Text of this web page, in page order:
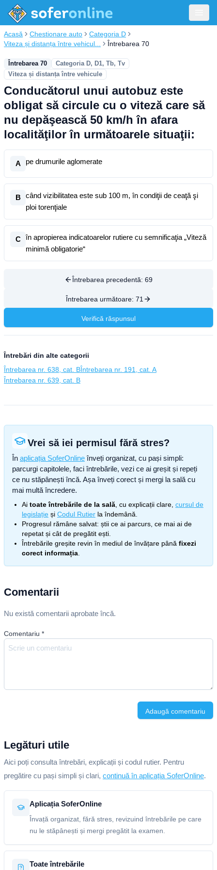
Acasă Chestionare auto
Categoria D
Viteza și distanța între vehicul...
Întrebarea 70
Întrebarea 70
Categoria D, D1, Tb, Tv
Viteza și distanța între vehicule
Conducătorul unui autobuz este
obligat să circule cu o viteză care să
nu depăşească 50 km/h în afara
localităţilor în următoarele situaţii:
A pe drumurile aglomerate
B
când vizibilitatea este sub 100 m, în condiţii de ceaţă şi
ploi torenţiale
C
în apropierea indicatoarelor rutiere cu semnificaţia „Viteză
minimă obligatorie“
Întrebarea precedentă: 69
Întrebarea următoare: 71
Verifică răspunsul
Întrebări din alte categorii
Întrebarea nr. 638, cat. BÎntrebarea nr. 191, cat. A
Întrebarea nr. 639, cat. B
Vrei să iei permisul fără stres?
În aplicația SoferOnline înveți organizat, cu pași simpli:
parcurgi capitolele, faci întrebările, vezi ce ai greșit și repeți
ce nu stăpânești încă. Așa înveți corect și mergi la sală cu
mai multă încredere.
Ai toate întrebările de la sală , cu explicații clare, cursul de
legislație și Codul Rutier la îndemână.
Progresul rămâne salvat: știi ce ai parcurs, ce mai ai de
repetat și cât de pregătit ești.
Întrebările greșite revin în mediul de învățare până fixezi
corect informația
Comentarii
Nu există comentarii aprobate încă.
Comentariu *
Adaugă comentariu
Legături utile
Aici poți consulta întrebări, explicații și codul rutier. Pentru
pregătire cu pași simpli și clari, continuă în aplicația SoferOnline.
Aplicația SoferOnline
Învață organizat, fără stres, revizuind întrebările pe care
nu le stăpânești și mergi pregătit la examen.
Toate întrebările